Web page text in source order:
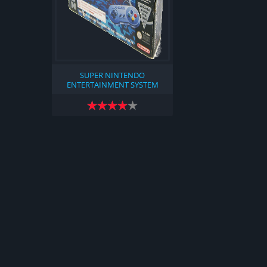
SUPER NINTENDO
ENTERTAINMENT SYSTEM
АНГЛИЙСКОМ ЯЗЫКАХ]
(2024)